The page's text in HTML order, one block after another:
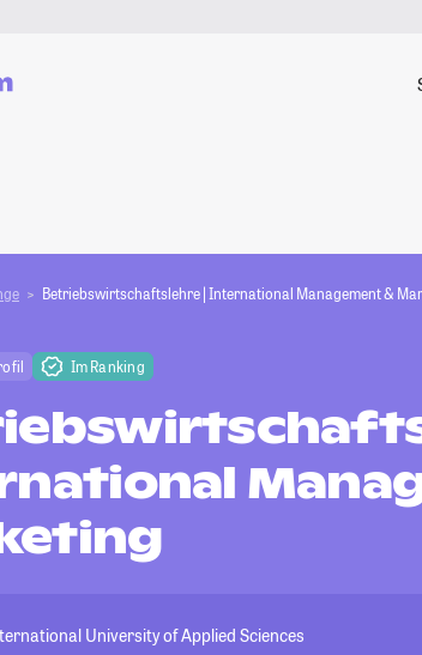
Betriebswirtschaftslehre | International Management &
Im Ranking
University of Applied Sciences